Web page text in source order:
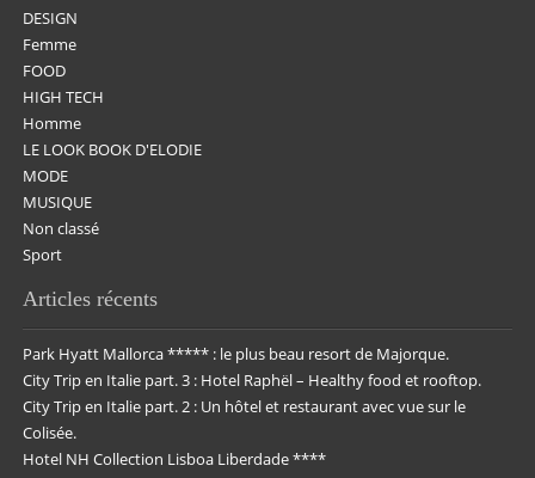
DESIGN
Femme
FOOD
HIGH TECH
Homme
LE LOOK BOOK D'ELODIE
MODE
MUSIQUE
Non classé
Sport
Articles récents
Park Hyatt Mallorca ***** : le plus beau resort de Majorque.
City Trip en Italie part. 3 : Hotel Raphël – Healthy food et rooftop.
City Trip en Italie part. 2 : Un hôtel et restaurant avec vue sur le
Colisée.
Hotel NH Collection Lisboa Liberdade ****